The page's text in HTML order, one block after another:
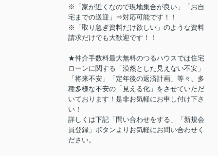
※「家が近くなので現地集合が良い」「お自
宅までの送迎」⇒対応可能です！！
※「取り急ぎ資料だけ欲しい」のような資料
請求だけでも大歓迎です！！
★仲介手数料最大無料のつるハウスでは住宅
ローンに関する「漠然とした見えない不安」
「将来不安」「定年後の返済計画」等々、多
種多様な不安の「見える化」をさせていただ
いております！是非お気軽にお申し付け下さ
い！
詳しくは下記「問い合わせをする」「新規会
員登録」ボタンよりお気軽にお問い合わせく
ださい。